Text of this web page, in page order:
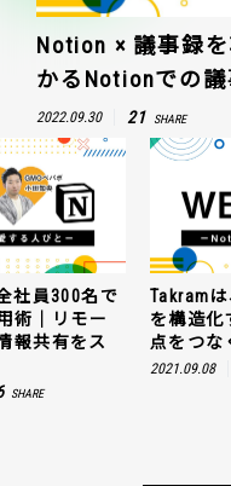
Notion × 議事録
かるNotionでの
2022.09.30 21 SHARE
社員300名で
術｜リモー
報共有をス
SHARE
Takram
を構造化
点をつな
2021.09.08